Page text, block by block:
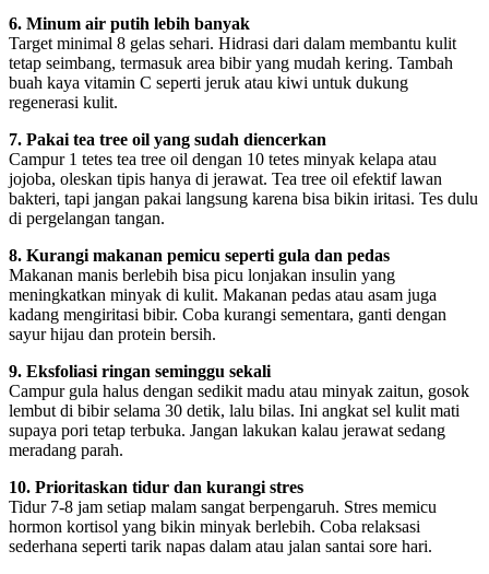
6. Minum air putih lebih banyak
Target minimal 8 gelas sehari. Hidrasi dari dalam membantu kulit
tetap seimbang, termasuk area bibir yang mudah kering. Tambah
buah kaya vitamin C seperti jeruk atau kiwi untuk dukung
regenerasi kulit.
7. Pakai tea tree oil yang sudah diencerkan
Campur 1 tetes tea tree oil dengan 10 tetes minyak kelapa atau
jojoba, oleskan tipis hanya di jerawat. Tea tree oil efektif lawan
bakteri, tapi jangan pakai langsung karena bisa bikin iritasi. Tes dulu
di pergelangan tangan.
8. Kurangi makanan pemicu seperti gula dan pedas
Makanan manis berlebih bisa picu lonjakan insulin yang
meningkatkan minyak di kulit. Makanan pedas atau asam juga
kadang mengiritasi bibir. Coba kurangi sementara, ganti dengan
sayur hijau dan protein bersih.
9. Eksfoliasi ringan seminggu sekali
Campur gula halus dengan sedikit madu atau minyak zaitun, gosok
lembut di bibir selama 30 detik, lalu bilas. Ini angkat sel kulit mati
supaya pori tetap terbuka. Jangan lakukan kalau jerawat sedang
meradang parah.
10. Prioritaskan tidur dan kurangi stres
Tidur 7-8 jam setiap malam sangat berpengaruh. Stres memicu
hormon kortisol yang bikin minyak berlebih. Coba relaksasi
sederhana seperti tarik napas dalam atau jalan santai sore hari.